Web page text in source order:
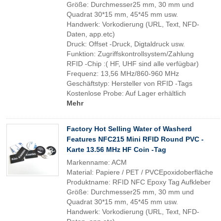
Größe: Durchmesser25 mm, 30 mm und
Quadrat 30*15 mm, 45*45 mm usw.
Handwerk: Vorkodierung (URL, Text, NFD-
Daten, app.etc)
Druck: Offset -Druck, Digtaldruck usw.
Funktion: Zugriffskontrollsystem/Zahlung
RFID -Chip :( HF, UHF sind alle verfügbar)
Frequenz: 13,56 MHz/860-960 MHz
Geschäftstyp: Hersteller von RFID -Tags
Kostenlose Probe: Auf Lager erhältlich
Mehr
Factory Hot Selling Water of Washerd
Features NFC215 Mini RFID Round PVC -
Karte 13.56 MHz HF Coin -Tag
Markenname: ACM
Material: Papiere / PET / PVCEpoxidoberfläche
Produktname: RFID NFC Epoxy Tag Aufkleber
Größe: Durchmesser25 mm, 30 mm und
Quadrat 30*15 mm, 45*45 mm usw.
Handwerk: Vorkodierung (URL, Text, NFD-